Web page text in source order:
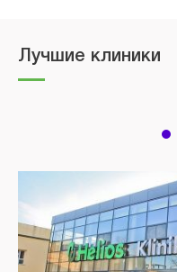
Лучшие клиники